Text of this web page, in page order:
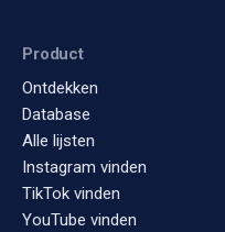
Product
Ontdekken
Database
Alle lijsten
Instagram vinden
TikTok vinden
YouTube vinden